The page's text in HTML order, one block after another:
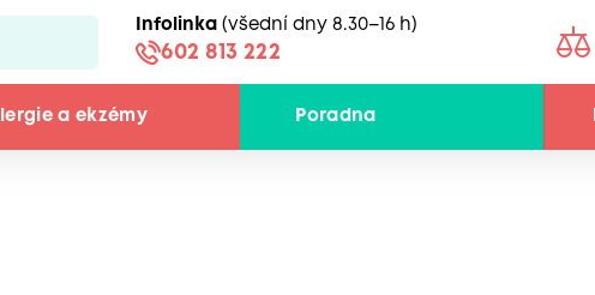
Infolinka (všední dny 8.30–16 h)
602 813 222
a ekzémy Poradna